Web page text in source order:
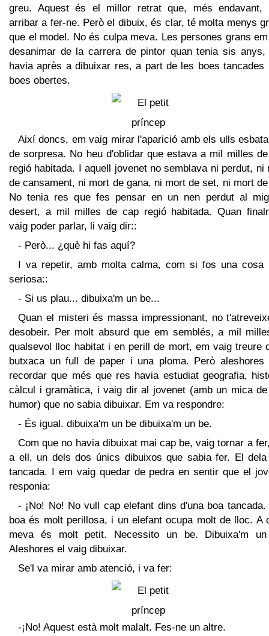
greu. Aquest és el millor retrat que, més endavant,
arribar a fer-ne. Però el dibuix, és clar, té molta menys
que el model. No és culpa meva. Les persones grans
desanimar de la carrera de pintor quan tenia sis
havia après a dibuixar res, a part de les boes tancades
boes obertes.
Així doncs, em vaig mirar l'aparició amb els ulls
de sorpresa. No heu d'oblidar que estava a mil milles
regió habitada. I aquell jovenet no semblava ni perdut, ni
de cansament, ni mort de gana, ni mort de set, ni mort
No tenia res que fes pensar en un nen perdut al
desert, a mil milles de cap regió habitada. Quan
vaig poder parlar, li vaig dir::
- Però... ¿què hi fas aquí?
I va repetir, amb molta calma, com si fos una cosa
seriosa::
- Si us plau... dibuixa'm un be...
Quan el misteri és massa impressionant, no
desobeir. Per molt absurd que em semblés, a mil
qualsevol lloc habitat i en perill de mort, em vaig treure
butxaca un full de paper i una ploma. Però aleshores
recordar que més que res havia estudiat geografia,
càlcul i gramàtica, i vaig dir al jovenet (amb un mica
humor) que no sabia dibuixar. Em va respondre:
- És igual. dibuixa'm un be dibuixa'm un be.
Com que no havia dibuixat mai cap be, vaig tornar a
a ell, un dels dos únics dibuixos que sabia fer. El dela
tancada. I em vaig quedar de pedra en sentir que el
responia:
- ¡No! No! No vull cap elefant dins d'una boa tancada.
boa és molt perillosa, i un elefant ocupa molt de lloc. A
meva és molt petit. Necessito un be. Dibuixa'm
Aleshores el vaig dibuixar.
Se'l va mirar amb atenció, i va fer:
-¡No! Aquest està molt malalt. Fes-ne un altre.